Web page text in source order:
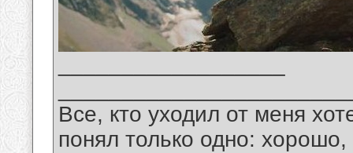
Все, кто уходил от меня
понял только одно: